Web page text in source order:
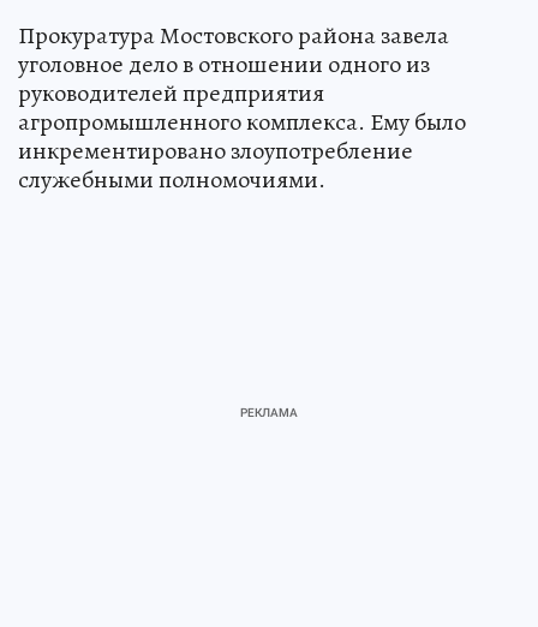
Прокуратура Мостовского района завела
уголовное дело в отношении одного из
руководителей предприятия
агропромышленного комплекса. Ему было
инкрементировано злоупотребление
служебными полномочиями.